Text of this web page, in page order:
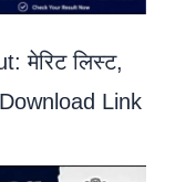
मेरिट लिस्ट,
Link